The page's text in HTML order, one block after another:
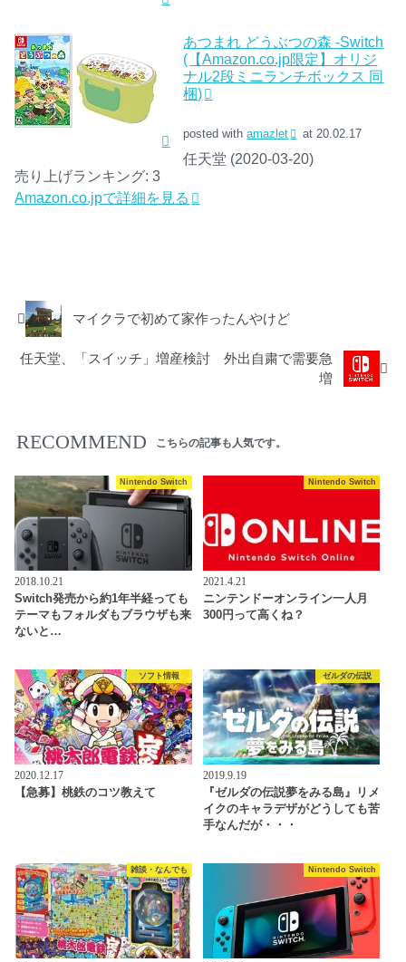
あつまれ どうぶつの森 -Switch
(【Amazon.co.jp限定】オリジ
ナル2段ミニランチボックス 同
梱)
posted withamazlet at 20.02.17
任天堂 (2020-03-20)
売り上げランキング: 3
Amazon.co.jpで詳細を見る
マイクラで初めて家作ったんやけど
任天堂、「スイッチ」増産検討 外出自粛で需要急
増
RECOMMEND こちらの記事も人気です。
Nintendo Switch
2018.10.21
Switch発売から約1年半経っても
テーマもフォルダもブラウザも来
ないと…
Nintendo Switch
2021.4.21
ニンテンドーオンライン一人月
300円って高くね？
ソフト情報
2020.12.17
【急募】桃鉄のコツ教えて
ゼルダの伝説
2019.9.19
『ゼルダの伝説夢をみる島』リメ
イクのキャラデザがどうしても苦
手なんだが・・・
雑談・なんでも Nintendo Switch